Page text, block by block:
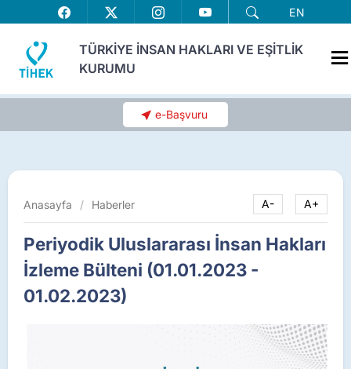
EN
TÜRKİYE İNSAN HAKLARI VE EŞİTLİK
KURUMU
e-Başvuru
Anasayfa / Haberler A- A+
Periyodik Uluslararası İnsan Hakları
İzleme Bülteni (01.01.2023 -
01.02.2023)